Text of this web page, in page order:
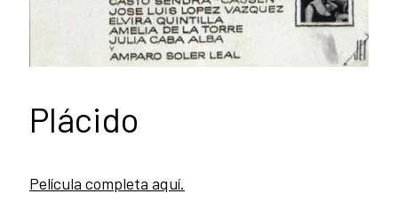
Plácido
Película completa aquí.